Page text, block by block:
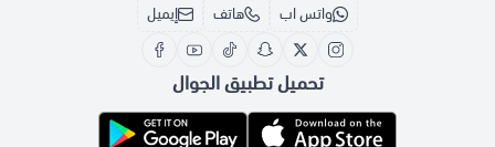
واتس اب هاتف إيميل
تحميل تطبيق الجوال